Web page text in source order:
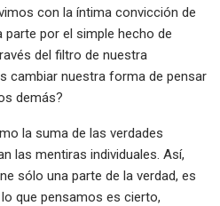
con la íntima convicción de
parte por el simple hecho de
del filtro de nuestra
cambiar nuestra forma de pensar
demás?
la suma de las verdades
las mentiras individuales. Así,
sólo una parte de la verdad, es
que pensamos es cierto,